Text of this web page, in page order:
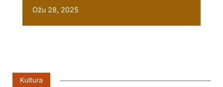
Ožu 28, 2025
Kultura